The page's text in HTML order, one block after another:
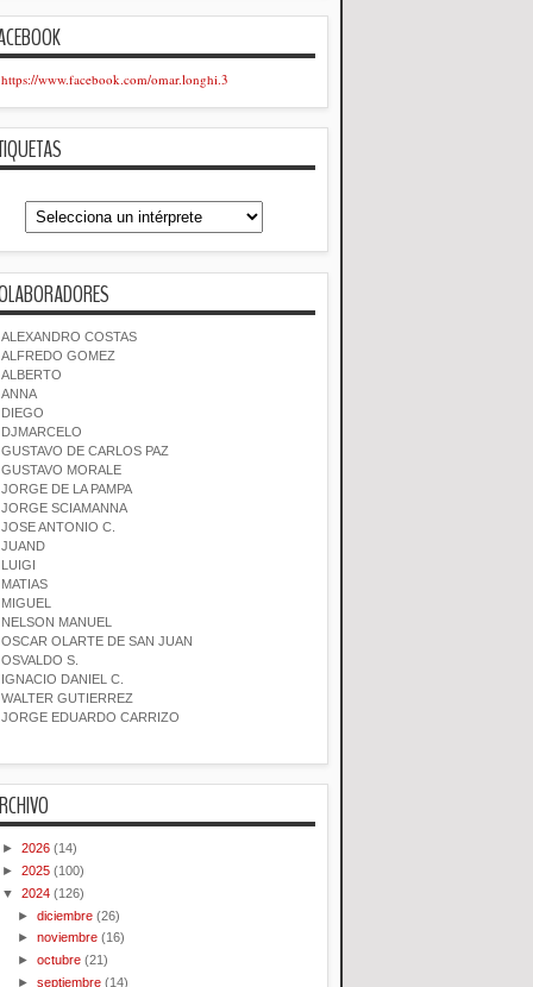
https://www.facebook.com/omar.longhi.3
ALEXANDRO COSTAS
ALFREDO GOMEZ
ALBERTO
ANNA
DIEGO
DJMARCELO
GUSTAVO DE CARLOS PAZ
GUSTAVO MORALE
JORGE DE LA PAMPA
JORGE SCIAMANNA
JOSE ANTONIO C.
JUAND
LUIGI
MATIAS
MIGUEL
NELSON MANUEL
OSCAR OLARTE DE SAN JUAN
OSVALDO S.
IGNACIO DANIEL C.
WALTER GUTIERREZ
JORGE EDUARDO CARRIZO
► 2026 (14)
► 2025 (100)
▼ 2024 (126)
►diciembre (26)
►noviembre (16)
►octubre (21)
►septiembre (14)